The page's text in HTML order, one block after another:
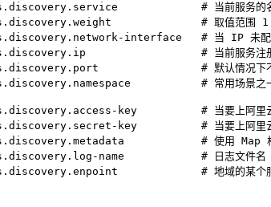
# 当前服务的
# 取值范围 1
interface
# 当 IP 未配
# 当前服务注
# 默认情况下
# 常用场景之
key
# 当要上阿里
key
# 当要上阿里
# 使用 Map
name
# 日志文件名
# 地域的某个